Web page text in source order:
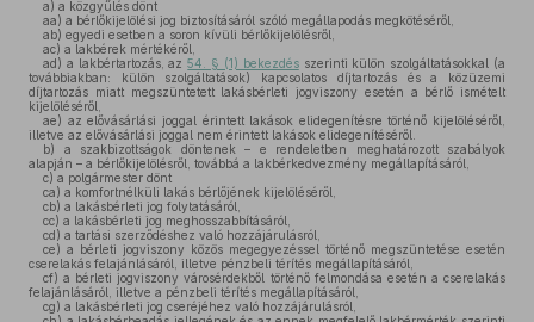
a) a közgyűlés dönt
aa) a bérlőkijelölési jog biztosításáról szóló megállapodás megkötéséről,
ab) egyedi esetben a soron kívüli bérlőkijelölésről,
ac) a lakbérek mértékéről,
ad) a lakbértartozás, az54. § (1) bekezdésszerinti külön szolgáltatásokkal (a
továbbiakban: külön szolgáltatások) kapcsolatos díjtartozás és a közüzemi
díjtartozás miatt megszüntetett lakásbérleti jogviszony esetén a bérlő ismételt
kijelöléséről,
ae) az elővásárlási joggal érintett lakások elidegenítésre történő kijelöléséről,
illetve az elővásárlási joggal nem érintett lakások elidegenítéséről.
b) a szakbizottságok döntenek – e rendeletben meghatározott szabályok
alapján – a bérlőkijelölésről, továbbá a lakbérkedvezmény megállapításáról,
c) a polgármester dönt
ca) a komfortnélküli lakás bérlőjének kijelöléséről,
cb) a lakásbérleti jog folytatásáról,
cc) a lakásbérleti jog meghosszabbításáról,
cd) a tartási szerződéshez való hozzájárulásról,
ce) a bérleti jogviszony közös megegyezéssel történő megszüntetése esetén
cserelakás felajánlásáról, illetve pénzbeli térítés megállapításáról,
cf) a bérleti jogviszony városérdekből történő felmondása esetén a cserelakás
felajánlásáról, illetve a pénzbeli térítés megállapításáról,
cg) a lakásbérleti jog cseréjéhez való hozzájárulásról,